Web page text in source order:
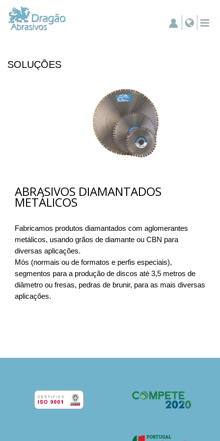
SOLUÇÕES
ABRASIVOS DIAMANTADOS
METÁLICOS
Fabricamos produtos diamantados com aglomerantes
metálicos, usando grãos de diamante ou CBN para
diversas aplicações.
Mós (normais ou de formatos e perfis especiais),
segmentos para a produção de discos até 3,5 metros de
diâmetro ou fresas, pedras de brunir, para as mais diversas
aplicações.